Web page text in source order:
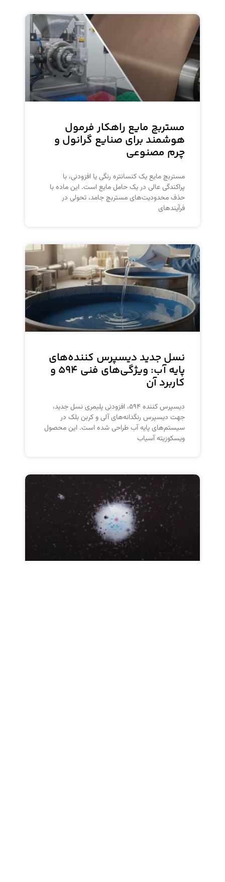
مستربچ مایع راهکار فرمول
هوشمند برای صنایع گرانول و
چرم مصنوعی
مستربچ مایع یک کنسانتره رنگی یا افزودنی، با
پراکندگی عالی در یک حامل مایع است. این ماده با
حذف محدودیت‌های مستربچ جامد، تحولی در
فرآیندهای
نسل جدید دیسپرس کننده‌های
پایه آب: ویژگی‌های فنی ۵۹۴ و
کاربرد آن
دیسپرس کننده ۵۹۴، افزودنی پلیمری نسل جدید،
جهت دیسپرس رنگدانه‌های آلی و کربن بلک در
سیستم‌های پایه آب طراحی شده است. این محصول
ویسکوزیته آسیاب